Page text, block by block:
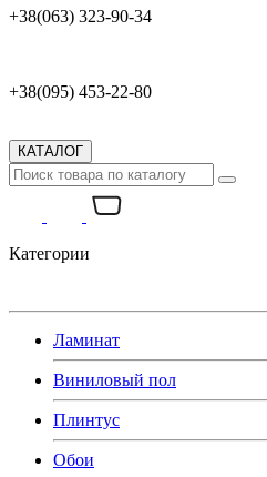
+38(063) 323-90-34
+38(095) 453-22-80
КАТАЛОГ
Категории
Ламинат
Виниловый пол
Плинтус
Обои